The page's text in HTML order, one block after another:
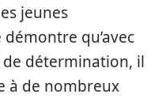
jeunes
qu’avec
détermination, il
à de nombreux